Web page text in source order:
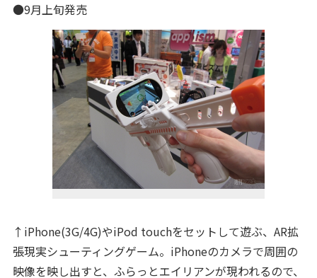
●9月上旬発売
↑iPhone(3G/4G)やiPod touchをセットして遊ぶ、AR拡
張現実シューティングゲーム。iPhoneのカメラで周囲の
映像を映し出すと、ふらっとエイリアンが現われるので、